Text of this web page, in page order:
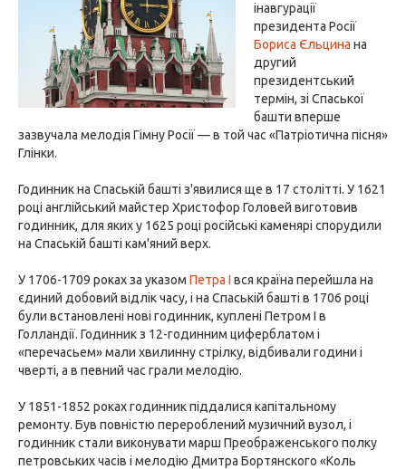
інавгурації
президента Росії
Бориса Єльцина на
другий
президентський
термін, зі Спаської
башти вперше
зазвучала мелодія Гімну Росії — в той час «Патріотична пісня»
Глінки.
Годинник на Спаській башті з'явилися ще в 17 столітті. У 1621
році англійський майстер Христофор Головей виготовив
годинник, для яких у 1625 році російські каменярі спорудили
на Спаській башті кам'яний верх.
У 1706-1709 роках за указом Петра I вся країна перейшла на
єдиний добовий відлік часу, і на Спаській башті в 1706 році
були встановлені нові годинник, куплені Петром I в
Голландії. Годинник з 12-годинним циферблатом і
«перечасьем» мали хвилинну стрілку, відбивали години і
чверті, а в певний час грали мелодію.
У 1851-1852 роках годинник піддалися капітальному
ремонту. Був повністю перероблений музичний вузол, і
годинник стали виконувати марш Преображенського полку
петровських часів і мелодію Дмитра Бортянского «Коль